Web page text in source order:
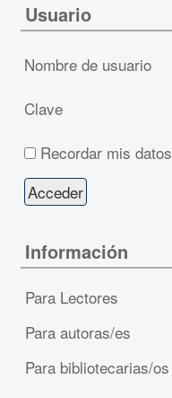
Usuario
Nombre de usuario
Clave
Recordar mis datos
Información
Para Lectores
Para autoras/es
Para bibliotecarias/os